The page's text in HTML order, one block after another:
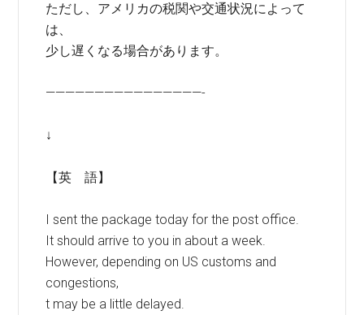
ただし、アメリカの税関や交通状況によって
は、
少し遅くなる場合があります。
————————————————-
↓
【英 語】
I sent the package today for the post office.
It should arrive to you in about a week.
However, depending on US customs and
congestions,
t may be a little delayed.